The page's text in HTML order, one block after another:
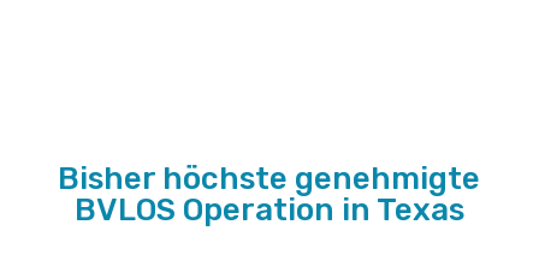
Bisher höchste genehmigte
BVLOS Operation in Texas